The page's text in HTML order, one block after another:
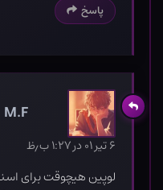
پاسخ
M.F
۶ تیر ۰۱ در ۱:۲۷ ب٫ظ
لوپین هیچوقت برای